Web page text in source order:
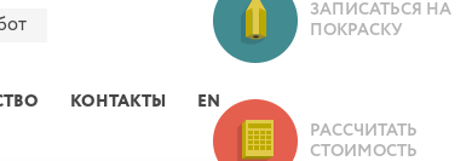
КОНТАКТЫ EN
ЗАПИСАТЬСЯ НА
ПОКРАСКУ
РАССЧИТАТЬ
СТОИМОСТЬ